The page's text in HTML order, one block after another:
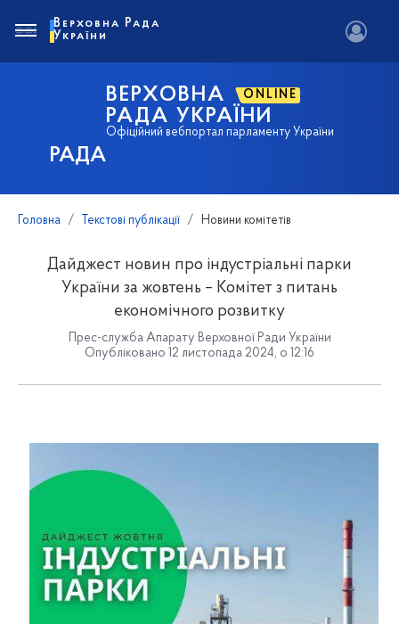
РАДА
ВЕРХОВНА ONLINE
РАДА УКРАЇНИ
Офіційний вебпортал парламенту України
Верховна Рада
України
Головна Текстові публікації Новини комітетів
Дайджест новин про індустріальні парки
України за жовтень – Комітет з питань
економічного розвитку
Прес-служба Апарату Верховної Ради України
Опубліковано 12 листопада 2024, о 12:16